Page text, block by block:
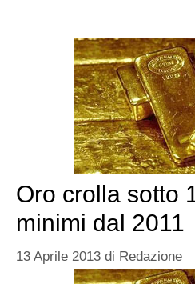
Oro crolla sotto
minimi dal 2011
13 Aprile 2013 di Redazione